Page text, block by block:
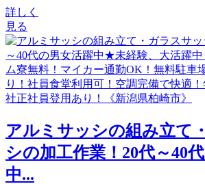
詳しく
見る
アルミサッシの組み立て
シの加工作業！20代～40
中...